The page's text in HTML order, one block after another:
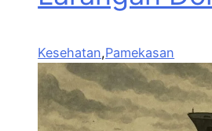
Kesehatan,Pamekasan